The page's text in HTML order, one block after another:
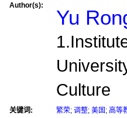
Author(s):
Yu
Culture
关键词: 繁荣; 调整; 美国 ; 高等